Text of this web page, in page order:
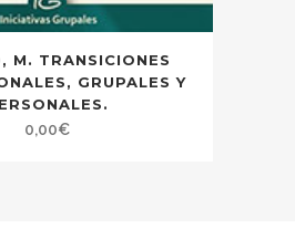
M. TRANSICIONES
GRUPALES Y
0,00€